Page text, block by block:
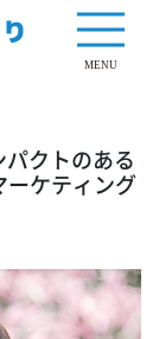
MENU
クトのある
ーケティング